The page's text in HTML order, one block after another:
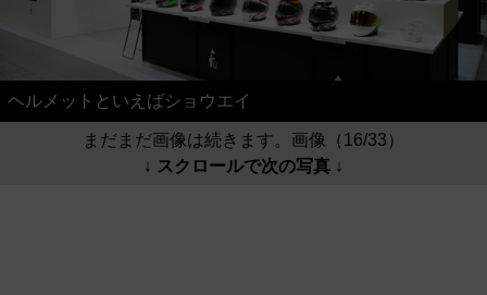
ヘルメットといえばショウエイ
まだまだ画像は続きます。画像（16/33）
↓ スクロールで次の写真 ↓